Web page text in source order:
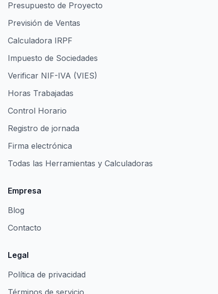
Presupuesto de Proyecto
Previsión de Ventas
Calculadora IRPF
Impuesto de Sociedades
Verificar NIF-IVA (VIES)
Horas Trabajadas
Control Horario
Registro de jornada
Firma electrónica
Todas las Herramientas y Calculadoras
Empresa
Blog
Contacto
Legal
Política de privacidad
Términos de servicio